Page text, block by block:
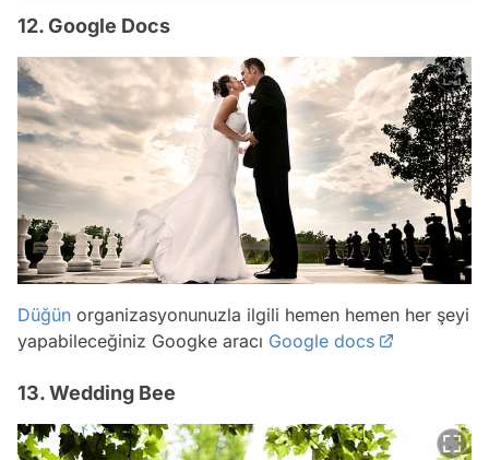
12. Google Docs
Düğün organizasyonunuzla ilgili hemen hemen her şeyi
yapabileceğiniz Googke aracı Google docs
13. Wedding Bee